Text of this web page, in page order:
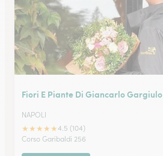
Fiori E Piante Di Giancarlo Gargiulo
NAPOLI
★★★★★4.5 (104)
Corso Garibaldi 256